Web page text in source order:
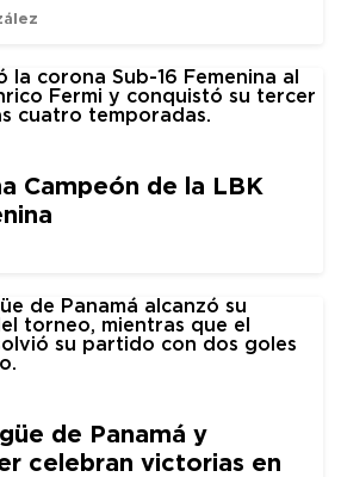
Campeón de la LBK
de Panamá y
celebran victorias en